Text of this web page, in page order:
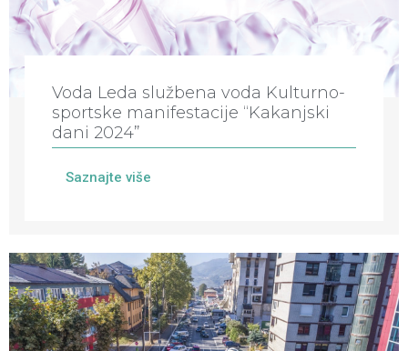
Voda Leda službena voda Kulturno-
sportske manifestacije “Kakanjski
dani 2024”
Saznajte više